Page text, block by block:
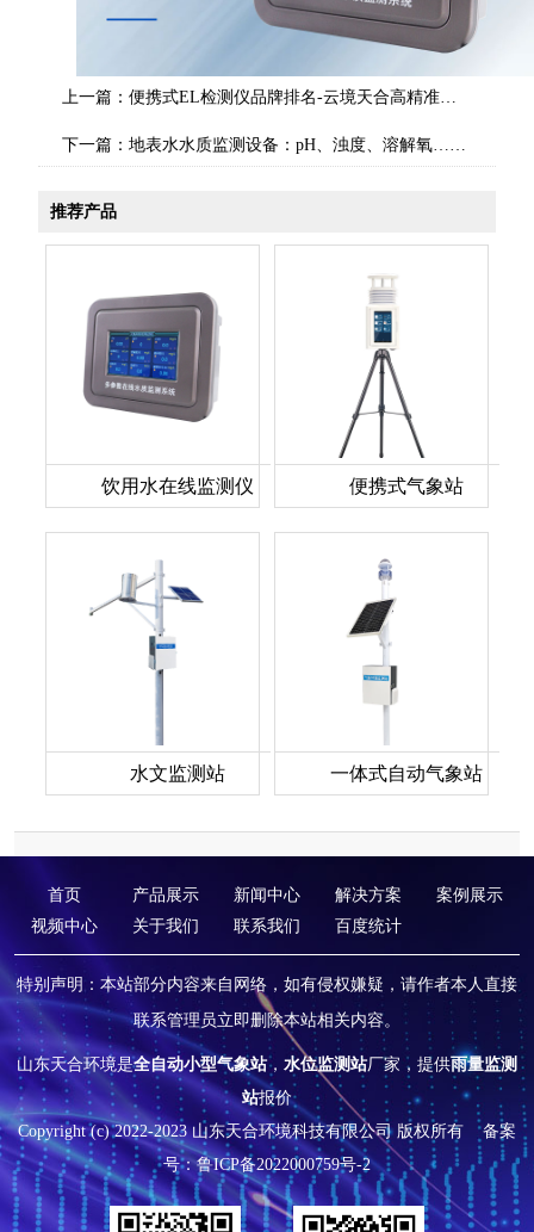
上一篇： 便携式EL检测仪品牌排名-云境天合高精准型号推荐
下一篇： 地表水水质监测设备：pH、浊度、溶解氧…一次测全！
推荐产品
饮用水在线监测仪 便携式气象站
水文监测站 一体式自动气象站
首页 产品展示 新闻中心 解决方案
案例展示
视频中心
关于我们 联系我们 百度统计
特别声明：本站部分内容来自网络，如有侵权嫌疑，请作者本人直接
联系管理员立即删除本站相关内容。
山东天合环境是全自动小型气象站， 水位监测站厂家，提供雨量监测
站报价
Copyright (c) 2022-2023 山东天合环境科技有限公司 版权所有备案
号：鲁ICP备2022000759号-2